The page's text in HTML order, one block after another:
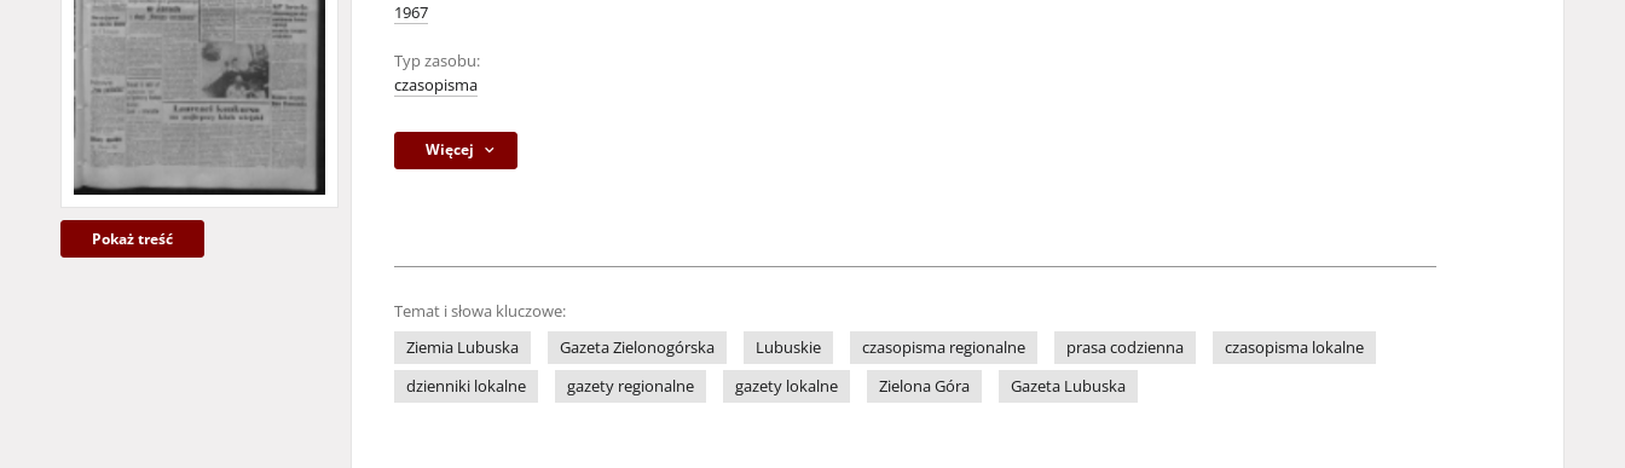
Pokaż treść
1967
Typ zasobu:
czasopisma
Więcej
Temat i słowa kluczowe:
Ziemia Lubuska
Gazeta Zielonogórska Lubuskie czasopisma regionalne prasa codzienna
czasopisma lokalne
dzienniki lokalne
gazety regionalne gazety lokalne Zielona Góra Gazeta Lubuska